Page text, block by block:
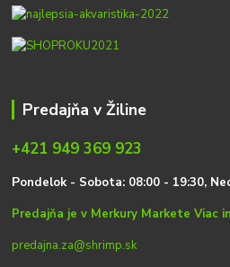
Predajňa v Žiline
+421 949 369 923
Pondelok - Sobota: 08:00 - 19:30,
Predajňa je v Merkury MarketeViac
predajna.za@shrimp.sk